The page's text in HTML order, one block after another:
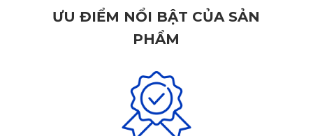
Thảm lót ô tô 360 độ
là dòng sản phẩm chuyên biệt được
thiết kế chuẩn cho từng mẫu xe. Thảm có khả năng ôm sát
đến gầm ghế, che phủ toàn diện và hạn chế tối đa bụi bẩn,
ƯU ĐIỂM NỔI BẬT CỦA SẢN
PHẨM